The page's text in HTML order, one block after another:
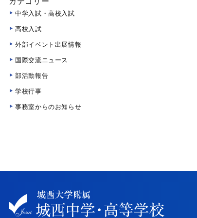
中学入試・高校入試
高校入試
外部イベント出展情報
国際交流ニュース
部活動報告
学校行事
事務室からのお知らせ